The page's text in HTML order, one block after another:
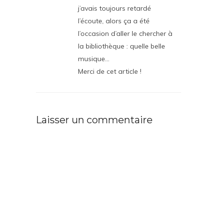
j’avais toujours retardé
l’écoute, alors ça a été
l’occasion d’aller le chercher à
la bibliothèque : quelle belle
musique…
Merci de cet article !
Laisser un commentaire